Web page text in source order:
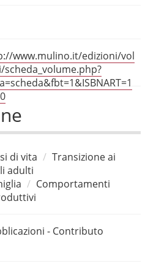
www.mulino.it/edizioni/vol
scheda_volume.php?
di vita
Transizione ai
adulti
Comportamenti
- Contributo